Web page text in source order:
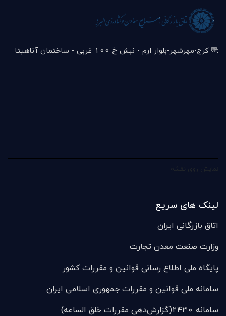
کرج-مهرشهر-بلوار ارم - نبش خ 100 غربی - ساختمان آناهیتا
لینک های سریع
اتاق بازرگانی ایران
وزارت صنعت معدن تجارت
پایگاه ملی اطلاع رسانی قوانین و مقررات کشور
سامانه ملی قوانين و مقررات جمهوری اسلامی ایران
سامانه ۲۴۳۰(گزارش‌دهی مقررات خلق الساعه)